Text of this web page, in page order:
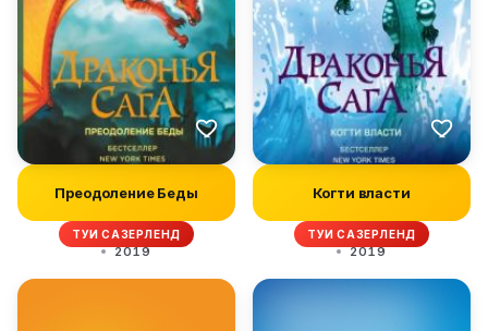
Преодоление Беды
ТУИ САЗЕРЛЕНД
2019
Когти власти
ТУИ САЗЕРЛЕНД
2019